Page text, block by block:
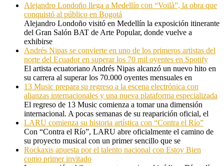
Alejandro Londoño llega a Medellín con “Voilà”, la obra que
conquistó al público en Bogotá
Alejandro Londoño visitó en Medellín la exposición itinerante
del Gran Salón BAT de Arte Popular, donde vuelve a
exhibirse
Andrés Nipas se convierte en uno de los primeros artistas del
norte del Ecuador en superar los 70 mil oyentes en Spotify
El artista ecuatoriano Andrés Nipas alcanzó un nuevo hito en
su carrera al superar los 70.000 oyentes mensuales en
13 Music prepara su regreso a la escena electrónica con
alianzas internacionales y una nueva plataforma especializada
El regreso de 13 Music comienza a tomar una dimensión
internacional. A pocas semanas de su reaparición oficial, el
LARU comienza su historia artística con “Contra el Río”
Con “Contra el Río”, LARU abre oficialmente el camino de
su proyecto musical con un primer sencillo que se
Rockaxis apuesta por el talento nacional con Estoy Bien
como primer invitado